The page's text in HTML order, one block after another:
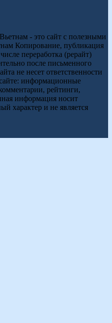
- это сайт с полезными
Копирование, публикация
переработка (рерайт)
после письменного
не несет ответственности
информационные
рейтинги,
информация носит
характер и не является